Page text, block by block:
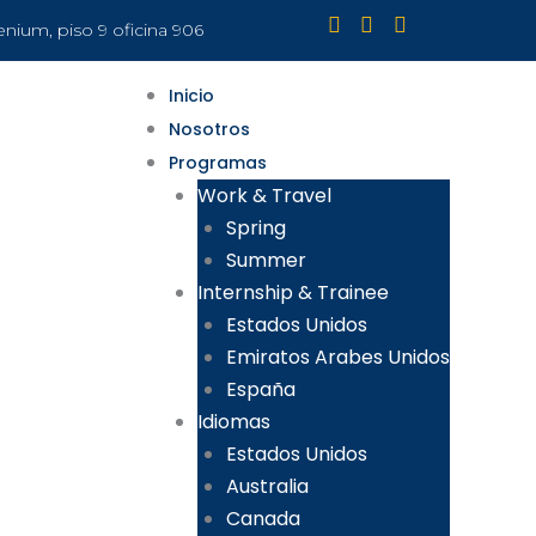
piso 9 oficina 906
Inicio
Nosotros
Programas
Work & Travel
Spring
Summer
Internship & Trainee
Estados Unidos
Emiratos Arabes Unidos
España
Idiomas
Estados Unidos
Australia
Canada